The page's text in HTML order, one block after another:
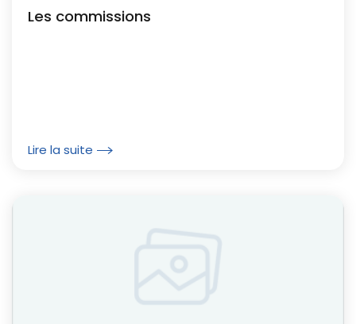
Les commissions
Lire la suite